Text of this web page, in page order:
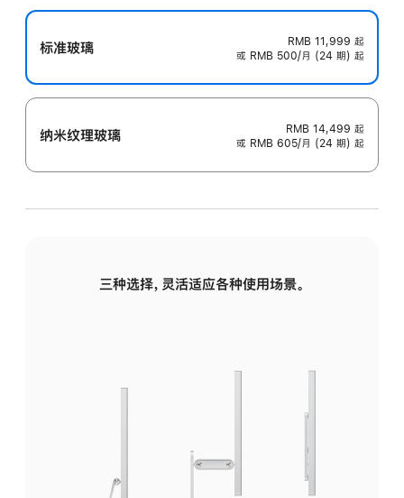
标准玻璃 RMB 11,999 起
或 RMB 500/月 (24 期) 起
纳米纹理玻璃 RMB 14,499 起
或 RMB 605/月 (24 期) 起
三种选择，灵活适应各种使用场景。